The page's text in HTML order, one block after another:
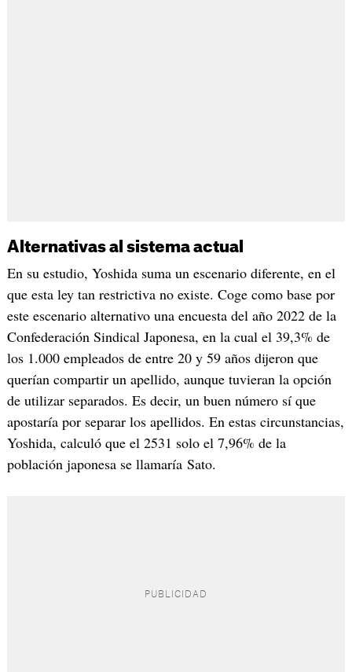
Alternativas al sistema actual
En su estudio, Yoshida suma un escenario diferente, en el
que esta ley tan restrictiva no existe. Coge como base por
este escenario alternativo una encuesta del año 2022 de la
Confederación Sindical Japonesa, en la cual el 39,3% de
los 1.000 empleados de entre 20 y 59 años dijeron que
querían compartir un apellido, aunque tuvieran la opción
de utilizar separados. Es decir, un buen número sí que
apostaría por separar los apellidos. En estas circunstancias,
Yoshida, calculó que el 2531 solo el 7,96% de la
población japonesa se llamaría Sato.